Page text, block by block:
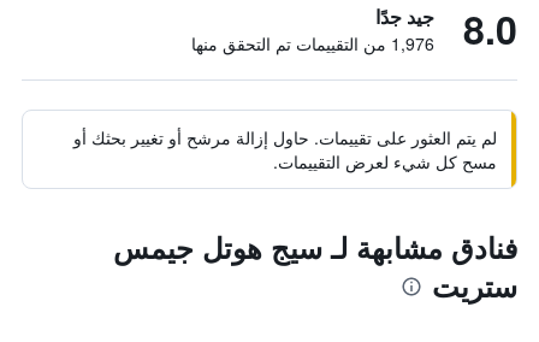
8.0 جيد جدًا
1,976 من التقييمات تم التحقق منها
لم يتم العثور على تقييمات. حاول إزالة مرشح أو تغيير بحثك أو
مسح كل شيء لعرض التقييمات.
فنادق مشابهة لـ سيج هوتل جيمس
ستريت